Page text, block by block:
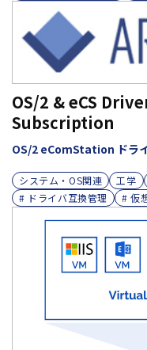
OS/2 & eCS
Subscription
OS/2 eComStation ドラ
システム・OS関連 工学
# ドライバ互換管理
# 仮